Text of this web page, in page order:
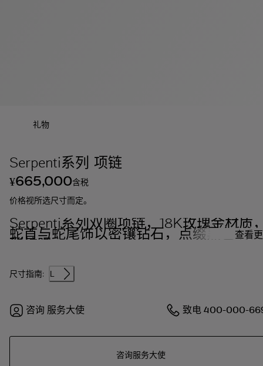
礼物
Serpenti系列 项链
¥665,000含税
价格视所选尺寸而定。
Serpenti系列双圈项链，18K玫瑰金材质
蛇首与蛇尾饰以密镶钻石，点缀黑色缟玛
瑙蛇眼 查看
尺寸指南: L
咨询 服务大使 致电400-000-
咨询服务大使